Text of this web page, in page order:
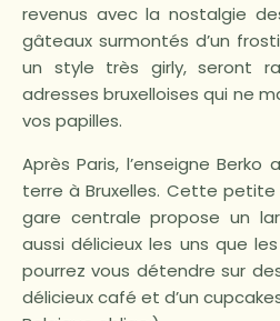
revenus avec la nostalgie
gâteaux surmontés d’un
un style très girly, seront
adresses bruxelloises qui ne
vos papilles.
Après Paris, l’enseigne
terre à Bruxelles. Cette
gare centrale propose un
aussi délicieux les uns que
pourrez vous détendre sur
délicieux café et d’un